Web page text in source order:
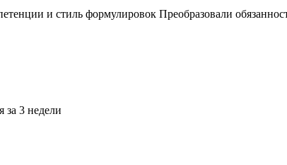
и стиль формулировок Преобразовали
за 3 недели